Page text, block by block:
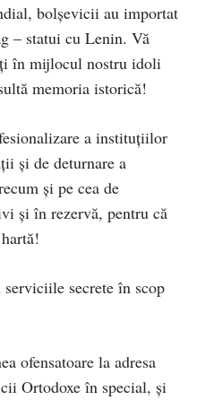
bolșevicii au importat
– statui cu Lenin. Vă
în mijlocul nostru idoli
memoria istorică!
a instituțiilor
și de deturnare a
și pe cea de
și în rezervă, pentru că
secrete în scop
ofensatoare la adresa
Ortodoxe în special, și